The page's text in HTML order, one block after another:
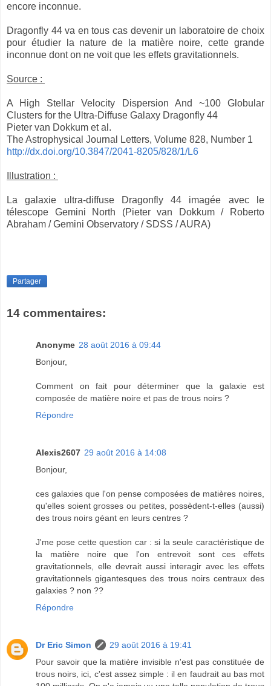
encore inconnue.
Dragonfly 44 va en tous cas devenir un laboratoire de choix
pour étudier la nature de la matière noire, cette grande
inconnue dont on ne voit que les effets gravitationnels.
Source :
A High Stellar Velocity Dispersion And ~100 Globular
Clusters for the Ultra-Diffuse Galaxy Dragonfly 44
Pieter van Dokkum et al.
The Astrophysical Journal Letters, Volume 828, Number 1
http://dx.doi.org/10.3847/2041-8205/828/1/L6
Illustration :
La galaxie ultra-diffuse Dragonfly 44 imagée avec le
télescope Gemini North (Pieter van Dokkum / Roberto
Abraham / Gemini Observatory / SDSS / AURA)
Partager
14 commentaires:
Anonyme 28 août 2016 à 09:44
Bonjour,
Comment on fait pour déterminer que la galaxie est
composée de matière noire et pas de trous noirs ?
Répondre
Alexis2607 29 août 2016 à 14:08
Bonjour,
ces galaxies que l'on pense composées de matières noires,
qu'elles soient grosses ou petites, possèdent-t-elles (aussi)
des trous noirs géant en leurs centres ?
J'me pose cette question car : si la seule caractéristique de
la matière noire que l'on entrevoit sont ces effets
gravitationnels, elle devrait aussi interagir avec les effets
gravitationnels gigantesques des trous noirs centraux des
galaxies ? non ??
Répondre
Dr Eric Simon
29 août 2016 à 19:41
Pour savoir que la matière invisible n'est pas constituée de
trous noirs, ici, c'est assez simple : il en faudrait au bas mot